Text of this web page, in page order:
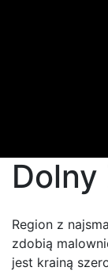
Dolny
Region z
zdobią
jest krainą